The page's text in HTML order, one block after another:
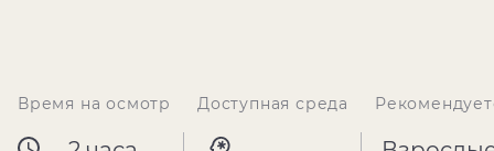
Время на осмотр Доступная среда